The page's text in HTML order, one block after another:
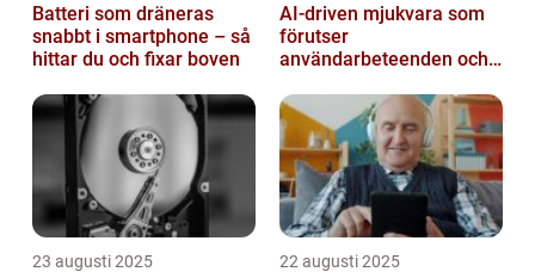
Batteri som dräneras
snabbt i smartphone – så
hittar du och fixar boven
AI-driven mjukvara som
förutser
användarbeteenden och
23 augusti 2025 22 augusti 2025